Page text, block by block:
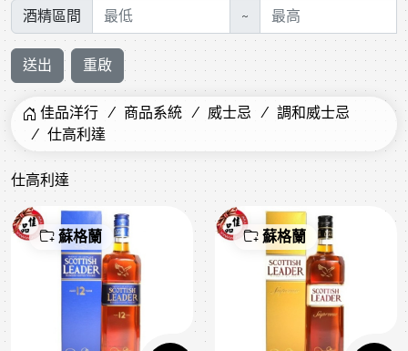
酒精區間 ~
送出 重啟
佳品洋行 商品系統 威士忌
調和威士忌
仕高利達
仕高利達
蘇格蘭 蘇格蘭